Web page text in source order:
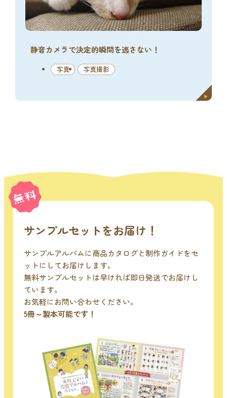
静音カメラで決定的瞬間を逃さない！
写真 写真撮影
サンプルセットをお届け！
サンプルアルバムに商品カタログと制作ガイドをセ
ットにしてお届けします。
無料サンプルセットは早ければ即日発送でお届けし
ています。
お気軽にお問い合わせください。
5冊～製本可能です！